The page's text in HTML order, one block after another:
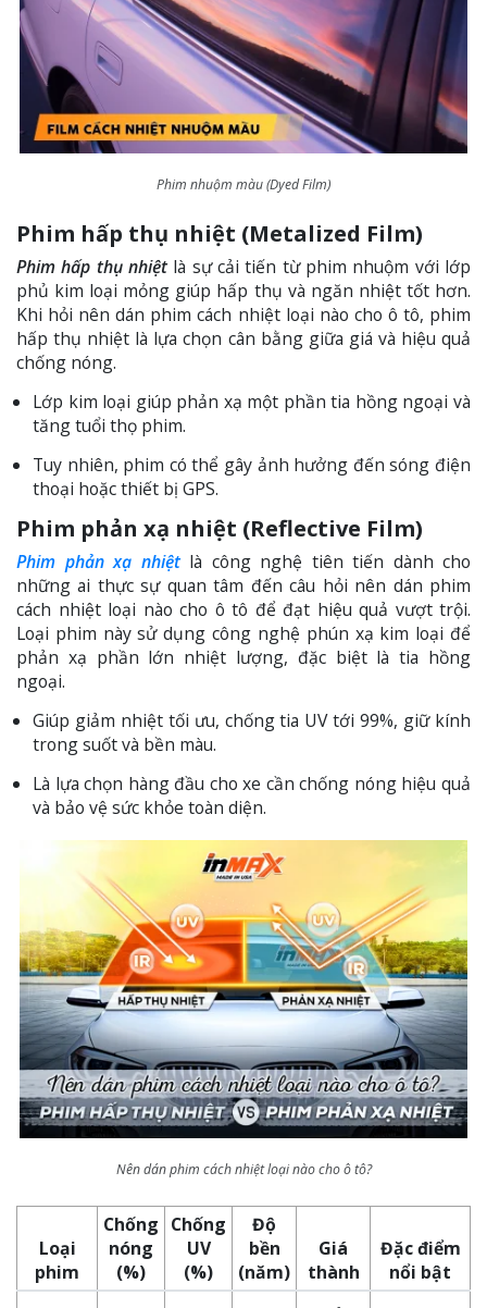
Phim nhuộm màu (Dyed Film)
Phim hấp thụ nhiệt (Metalized Film)
Phim hấp thụ nhiệtlà sự cải tiến từ phim nhuộm với lớp
phủ kim loại mỏng giúp hấp thụ và ngăn nhiệt tốt hơn.
Khi hỏi nên dán phim cách nhiệt loại nào cho ô tô, phim
hấp thụ nhiệt là lựa chọn cân bằng giữa giá và hiệu quả
chống nóng.
Lớp kim loại giúp phản xạ một phần tia hồng ngoại và
tăng tuổi thọ phim.
Tuy nhiên, phim có thể gây ảnh hưởng đến sóng điện
thoại hoặc thiết bị GPS.
Phim phản xạ nhiệt (Reflective Film)
Phim phản xạ nhiệt là công nghệ tiên tiến dành cho
những ai thực sự quan tâm đến câu hỏi nên dán phim
cách nhiệt loại nào cho ô tô để đạt hiệu quả vượt trội.
Loại phim này sử dụng công nghệ phún xạ kim loại để
phản xạ phần lớn nhiệt lượng, đặc biệt là tia hồng
ngoại.
Giúp giảm nhiệt tối ưu, chống tia UV tới 99%, giữ kính
trong suốt và bền màu.
Là lựa chọn hàng đầu cho xe cần chống nóng hiệu quả
và bảo vệ sức khỏe toàn diện.
Nên dán phim cách nhiệt loại nào cho ô tô?
Loại
phim
Chống
nóng
(%)
Chống
UV
(%)
Độ
bền
(năm)
Giá
thành
Đặc điểm
nổi bật